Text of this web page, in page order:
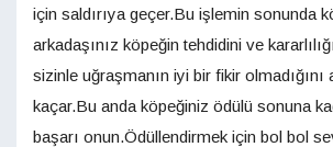
için saldırıya geçer.Bu işlemin sonunda
arkadaşınız köpeğin tehdidini ve
sizinle uğraşmanın iyi bir fikir olmadığını
kaçar.Bu anda köpeğiniz ödülü sonuna
başarı onun.Ödüllendirmek için bol bol